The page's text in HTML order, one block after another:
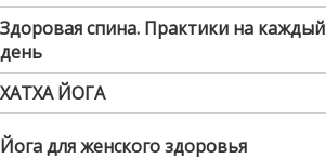
Здоровая спина. Практики на каждый
день
ХАТХА ЙОГА
Йога для женского здоровья